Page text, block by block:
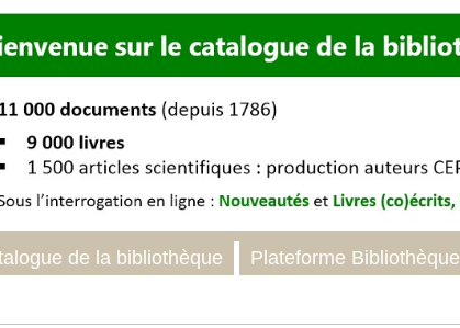
de la bibliothèque Plateforme Bibliothèque